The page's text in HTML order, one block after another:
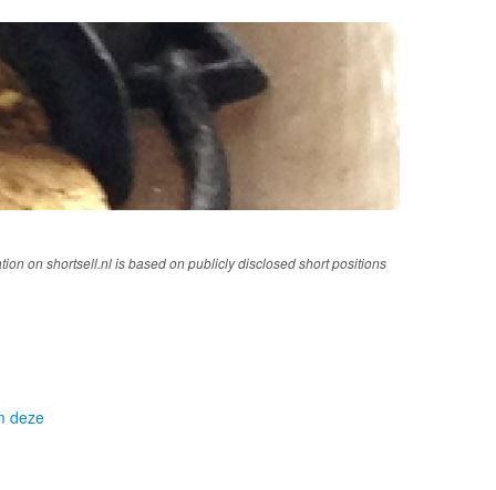
on shortsell.nl is based on publicly disclosed short positions
deze